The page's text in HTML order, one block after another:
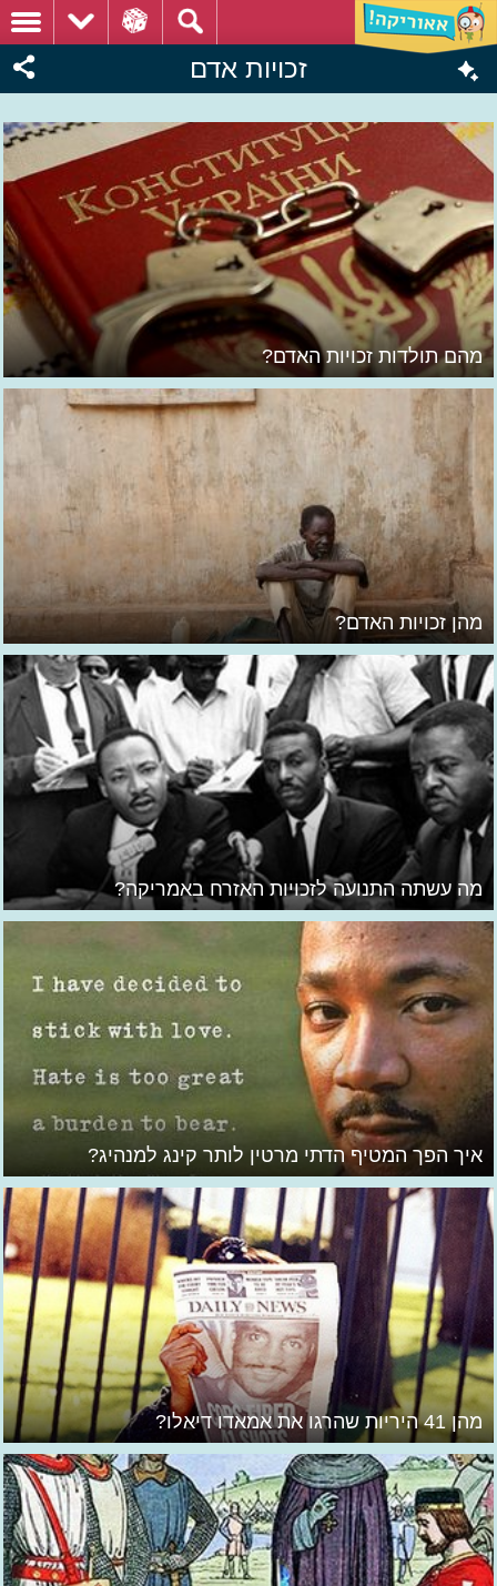
זכויות אדם
מהם תולדות זכויות האדם?
מהן זכויות האדם?
מה עשתה התנועה לזכויות האזרח באמריקה?
איך הפך המטיף הדתי מרטין לותר קינג למנהיג?
מהן 41 היריות שהרגו את אמאדו דיאלו?